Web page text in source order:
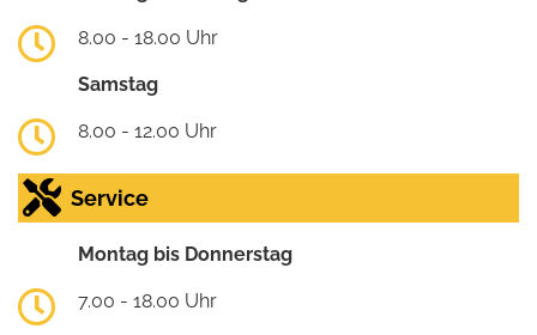
8.00 - 18.00 Uhr
Samstag
8.00 - 12.00 Uhr
Service
Montag bis Donnerstag
7.00 - 18.00 Uhr